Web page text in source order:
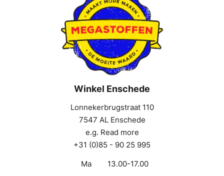
Winkel Enschede
Lonnekerbrugstraat 110
7547 AL Enschede
e.g. Read more
+31 (0)85 - 90 25 995
Ma
13.00-17.00